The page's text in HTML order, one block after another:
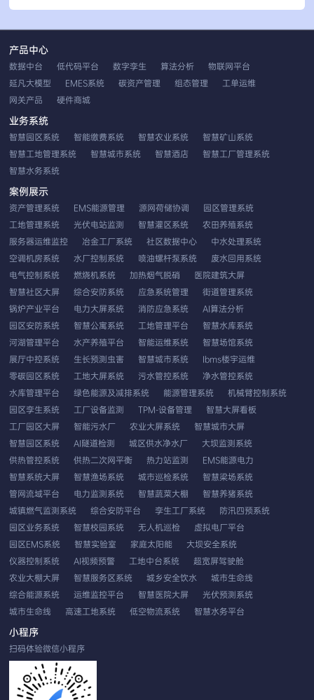
产品中心
数据中台 低代码平台 数字孪生 算法分析
物联网平台
延凡大模型
EMES系统 碳资产管理 组态管理
工单运维
网关产品
硬件商城
业务系统
智慧园区系统 智能缴费系统 智慧农业系统
智慧矿山系统
智慧工地管理系统
智慧城市系统 智慧酒店
智慧工厂管理系统
智慧水务系统
案例展示
资产管理系统 EMS能源管理 源网荷储协调
园区管理系统
工地管理系统
光伏电站监测 智慧灌区系统
农田养殖系统
服务器运维监控
冶金工厂系统 社区数据中心
中水处理系统
空调机房系统
水厂控制系统 喷油螺杆泵系统
废水回用系统
电气控制系统
燃烧机系统 加热烟气脱硝
医院建筑大屏
智慧社区大屏
综合安防系统 应急系统管理
街道管理系统
锅炉产业平台
电力大屏系统 消防应急系统
AI算法分析
园区安防系统
智慧公寓系统 工地管理平台
智慧水库系统
河湖管理平台
水产养殖平台 智能运维系统
智慧场馆系统
展厅中控系统
生长预测虫害 智慧城市系统
Ibms楼宇运维
零碳园区系统
工地大屏系统 污水管控系统
净水管控系统
水库管理平台
绿色能源及减排系统 能源管理系统
机械臂控制系统
园区孪生系统
工厂设备监测 TPM-设备管理
智慧大屏看板
工厂园区大屏
智能污水厂 农业大屏系统
智慧城市大屏
智慧园区系统
AI隧道检测 城区供水净水厂
大坝监测系统
供热管控系统
供热二次网平衡 热力站监测
EMS能源电力
智慧系统大屏
智慧渔场系统 城市巡检系统
智慧梁场系统
管网流域平台
电力监测系统 智慧蔬菜大棚
智慧养猪系统
城镇燃气监测系统
综合安防平台 孪生工厂系统
防汛四预系统
园区业务系统
智慧校园系统 无人机巡检
虚拟电厂平台
园区EMS系统
智慧实验室 家庭太阳能
大坝安全系统
仪器控制系统
AI视频预警 工地中台系统
超宽屏驾驶舱
农业大棚大屏
智慧服务区系统 城乡安全饮水
城市生命线
综合能源系统
运维监控平台 智慧医院大屏
光伏预测系统
城市生命线
高速工地系统 低空物流系统
智慧水务平台
EMS智慧云平台
无人机车载巡检
工业视觉分析
小程序
扫码体验微信小程序